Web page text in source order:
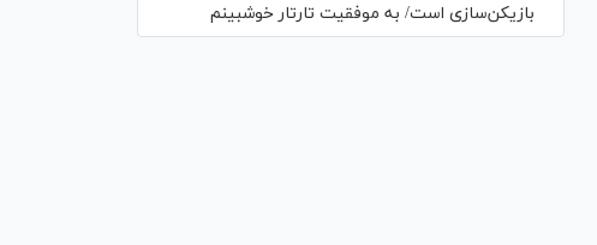
بازیکن‌سازی است/ به موفقیت تارتار خوشبینم